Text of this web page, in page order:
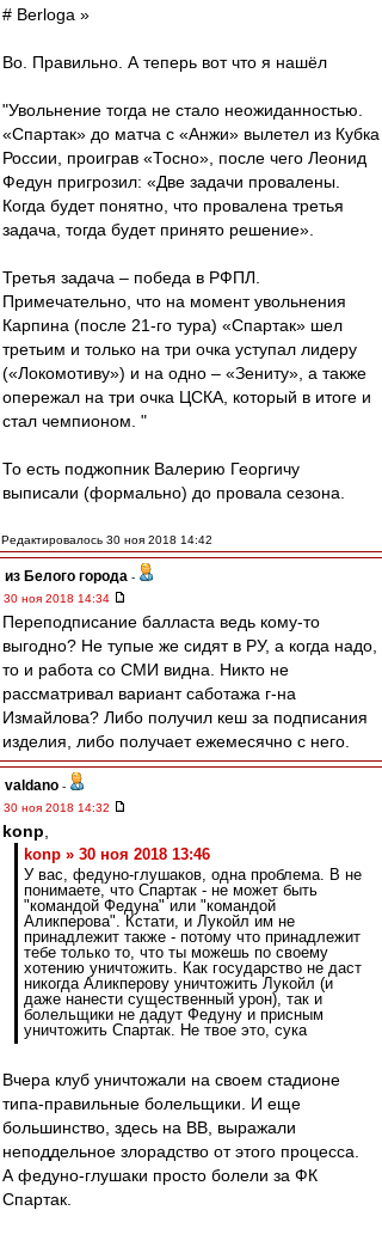
# Berloga »
Во. Правильно. А теперь вот что я нашёл
"Увольнение тогда не стало неожиданностью.
«Спартак» до матча с «Анжи» вылетел из Кубка
России, проиграв «Тосно», после чего Леонид
Федун пригрозил: «Две задачи провалены.
Когда будет понятно, что провалена третья
задача, тогда будет принято решение».
Третья задача – победа в РФПЛ.
Примечательно, что на момент увольнения
Карпина (после 21-го тура) «Спартак» шел
третьим и только на три очка уступал лидеру
(«Локомотиву») и на одно – «Зениту», а также
опережал на три очка ЦСКА, который в итоге и
стал чемпионом. "
То есть поджопник Валерию Георгичу
выписали (формально) до провала сезона.
Редактировалось 30 ноя 2018 14:42
из Белого города -
30 ноя 2018 14:34
Переподписание балласта ведь кому-то
выгодно? Не тупые же сидят в РУ, а когда надо,
то и работа со СМИ видна. Никто не
рассматривал вариант саботажа г-на
Измайлова? Либо получил кеш за подписания
изделия, либо получает ежемесячно с него.
valdano -
30 ноя 2018 14:32
konp
konp » 30 ноя 2018 13:46
У вас, федуно-глушаков, одна проблема. В не
понимаете, что Спартак - не может быть
"командой Федуна" или "командой
Аликперова". Кстати, и Лукойл им не
принадлежит также - потому что принадлежит
тебе только то, что ты можешь по своему
хотению уничтожить. Как государство не даст
никогда Аликперову уничтожить Лукойл (и
даже нанести существенный урон), так и
болельщики не дадут Федуну и присным
уничтожить Спартак. Не твое это, сука
Вчера клуб уничтожали на своем стадионе
типа-правильные болельщики. И еще
большинство, здесь на ВВ, выражали
неподдельное злорадство от этого процесса.
А федуно-глушаки просто болели за ФК
Спартак.